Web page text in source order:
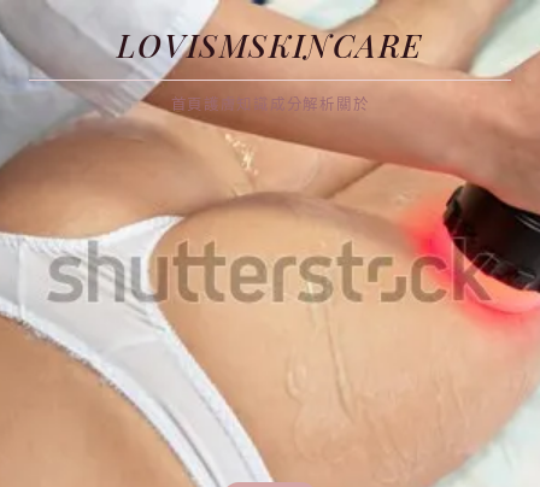
LOVISMSKINCARE
首頁護膚知識 成分解析 關於